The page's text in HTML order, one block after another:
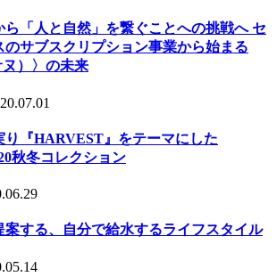
ら「人と自然」を繋ぐことへの挑戦へ セ
のサブスクリプション事業から始まる
ヌ）〉の未来
り『HARVEST』をテーマにした
秋冬コレクション
案する、自分で給水するライフスタイル